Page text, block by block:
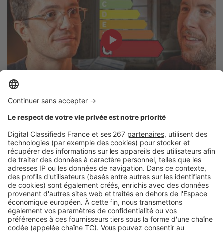
Rénovation énergétique
Passoire Thermique : comment la
financer sans se ruiner ?
Retrouvez Pretto sur